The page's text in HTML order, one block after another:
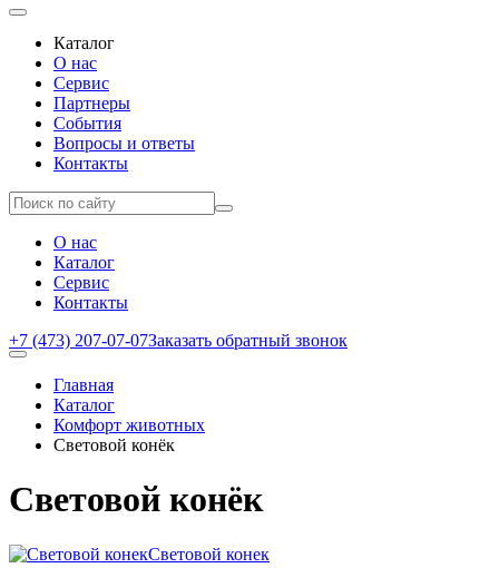
Каталог
О нас
Сервис
Партнеры
События
Вопросы и ответы
Контакты
О нас
Каталог
Сервис
Контакты
+7 (473) 207-07-07Заказать обратный звонок
Главная
Каталог
Комфорт животных
Световой конёк
Световой конёк
Световой конек